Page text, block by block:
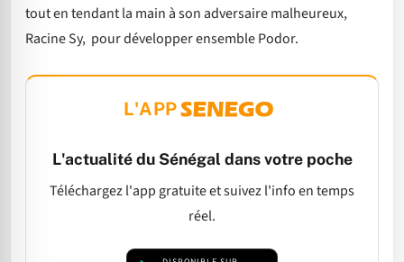
tout en tendant la main à son adversaire malheureux,
Racine Sy, pour développer ensemble Podor.
L'APP
L'actualité du Sénégal dans votre poche
Téléchargez l'app gratuite et suivez l'info en temps
réel.